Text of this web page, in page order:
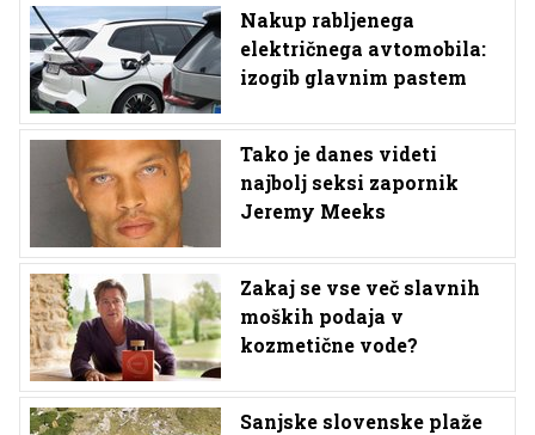
Nakup rabljenega
električnega avtomobila:
izogib glavnim pastem
Tako je danes videti
najbolj seksi zapornik
Jeremy Meeks
Zakaj se vse več slavnih
moških podaja v
kozmetične vode?
Sanjske slovenske plaže